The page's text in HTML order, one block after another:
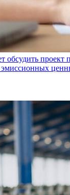
обсудить проект